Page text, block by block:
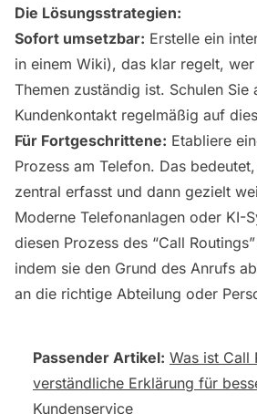
Die Lösungsstrategien:
Sofort umsetzbar: Erstelle ein
in einem Wiki), das klar regelt,
Themen zuständig ist. Schulen
Kundenkontakt regelmäßig auf
Für Fortgeschrittene: Etabliere
Prozess am Telefon. Das
zentral erfasst und dann gezielt
Moderne Telefonanlagen oder KI-
diesen Prozess des “Call
indem sie den Grund des Anrufs
an die richtige Abteilung oder
Passender Artikel: Was ist Call
verständliche Erklärung für
Kundenservice